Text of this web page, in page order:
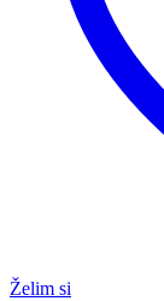
Želim si